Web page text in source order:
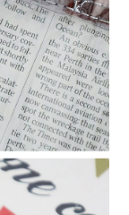
aftee.tw/terms/#terms3
同意方可使用
本公司不負相關責
戶狀況，依本公司即
本公司將視審查結果
現惡意使用之情形，
採取法律行動。